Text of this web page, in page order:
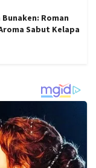
Roman
Sabut Kelapa